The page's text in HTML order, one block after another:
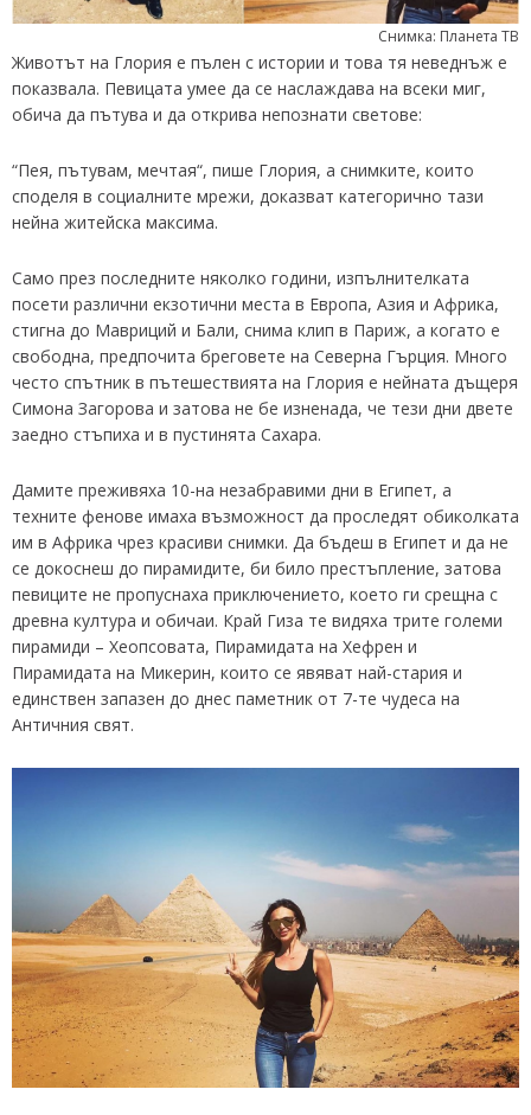
Снимка: Планета ТВ
Животът на Глория е пълен с истории и това тя неведнъж е
показвала. Певицата умее да се наслаждава на всеки миг,
обича да пътува и да открива непознати светове:
“Пея, пътувам, мечтая“, пише Глория, а снимките, които
споделя в социалните мрежи, доказват категорично тази
нейна житейска максима.
Само през последните няколко години, изпълнителката
посети различни екзотични места в Европа, Азия и Африка,
стигна до Мавриций и Бали, снима клип в Париж, а когато е
свободна, предпочита бреговете на Северна Гърция. Много
често спътник в пътешествията на Глория е нейната дъщеря
Симона Загорова и затова не бе изненада, че тези дни двете
заедно стъпиха и в пустинята Сахара.
Дамите преживяха 10-на незабравими дни в Египет, а
техните фенове имаха възможност да проследят обиколката
им в Африка чрез красиви снимки. Да бъдеш в Египет и да не
се докоснеш до пирамидите, би било престъпление, затова
певиците не пропуснаха приключението, което ги срещна с
древна култура и обичаи. Край Гиза те видяха трите големи
пирамиди – Хеопсовата, Пирамидата на Хефрен и
Пирамидата на Микерин, които се явяват най-стария и
единствен запазен до днес паметник от 7-те чудеса на
Античния свят.